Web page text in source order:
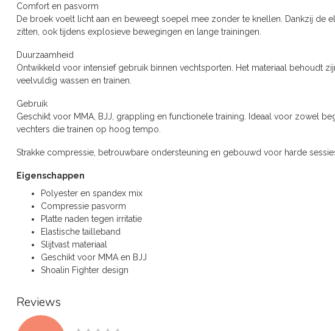
Comfort en pasvorm
De broek voelt licht aan en beweegt soepel mee zonder te knellen. Dankzij de
zitten, ook tijdens explosieve bewegingen en lange trainingen.
Duurzaamheid
Ontwikkeld voor intensief gebruik binnen vechtsporten. Het materiaal behoudt
veelvuldig wassen en trainen.
Gebruik
Geschikt voor MMA, BJJ, grappling en functionele training. Ideaal voor zowel
vechters die trainen op hoog tempo.
Strakke compressie, betrouwbare ondersteuning en gebouwd voor harde
Eigenschappen
Polyester en spandex mix
Compressie pasvorm
Platte naden tegen irritatie
Elastische tailleband
Slijtvast materiaal
Geschikt voor MMA en BJJ
Shoalin Fighter design
Reviews